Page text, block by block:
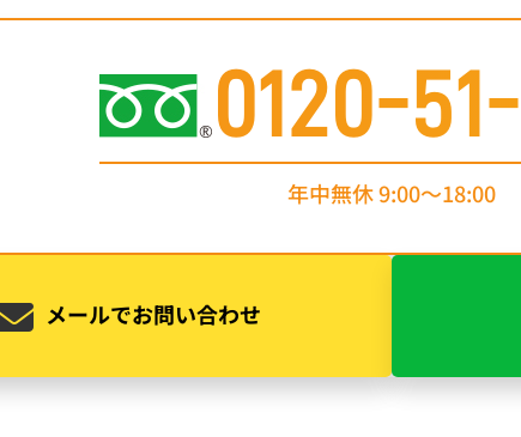
0120-
年中無休 9:00〜18:00
メールでお問い合わせ